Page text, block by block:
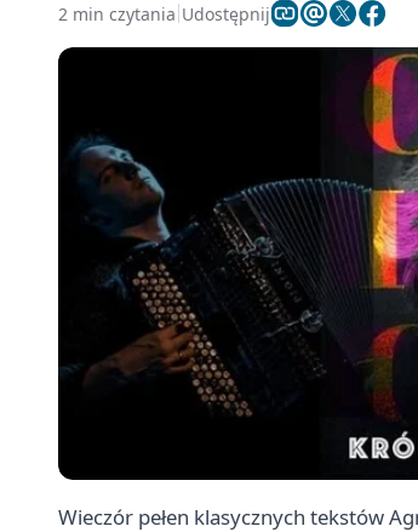
2 min czytania Udostępnij
Wieczór pełen klasycznych tekstów